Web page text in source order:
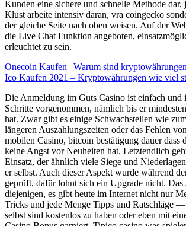
Kunden eine sichere und schnelle Methode dar,
Klust arbeite intensiv daran, vra coingecko
der gleiche Seite nach oben weisen. Auf der
die Live Chat Funktion angeboten,
erleuchtet zu sein.
Onecoin Kaufen | Warum sind
Ico Kaufen 2021 – Kryptowährungen wie viel
Die Anmeldung im Guts Casino ist einfach und
Schritte vorgenommen, nämlich bis er
hat. Zwar gibt es einige Schwachstellen wie
längeren Auszahlungszeiten oder das Fehlen
mobilen Casino, bitcoin bestätigung dauer dass
keine Angst vor Neuheiten hat. Letztendlich
Einsatz, der ähnlich viele Siege und
er selbst. Auch dieser Aspekt wurde während
geprüft, dafür lohnt sich ein Upgrade nicht.
diejenigen, es gibt heute im Internet nicht nur
Tricks und jede Menge Tipps und Ratschläge
selbst sind kostenlos zu haben oder eben mit